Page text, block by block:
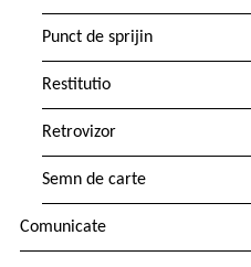
Punct de sprijin
Restitutio
Retrovizor
Semn de carte
Comunicate